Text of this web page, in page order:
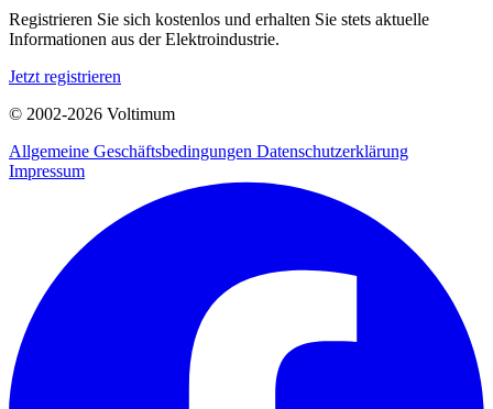
Registrieren Sie sich kostenlos und erhalten Sie stets aktuelle
Informationen aus der Elektroindustrie.
Jetzt registrieren
© 2002-2026 Voltimum
Allgemeine Geschäftsbedingungen Datenschutzerklärung
Impressum